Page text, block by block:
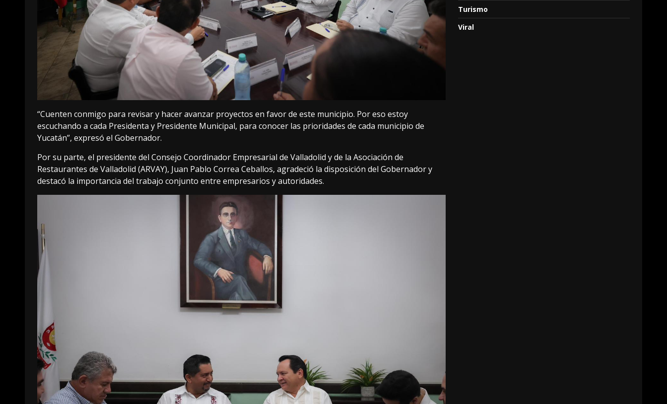
“Cuenten conmigo para revisar y hacer avanzar proyectos en favor de este municipio. Por eso estoy
escuchando a cada Presidenta y Presidente Municipal, para conocer las prioridades de cada municipio de
Yucatán”, expresó el Gobernador.
Por su parte, el presidente del Consejo Coordinador Empresarial de Valladolid y de la Asociación de
Restaurantes de Valladolid (ARVAY), Juan Pablo Correa Ceballos, agradeció la disposición del Gobernador y
destacó la importancia del trabajo conjunto entre empresarios y autoridades.
Turismo
Viral